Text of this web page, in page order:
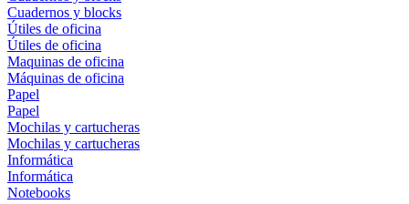
Cuadernos y blocks
Útiles de oficina
Útiles de oficina
Maquinas de oficina
Máquinas de oficina
Papel
Papel
Mochilas y cartucheras
Mochilas y cartucheras
Informática
Informática
Notebooks